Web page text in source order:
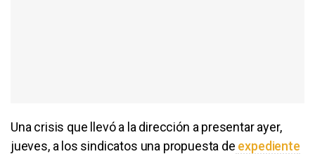
Una crisis que llevó a la dirección a presentar ayer,
jueves, a los sindicatos una propuesta de expediente